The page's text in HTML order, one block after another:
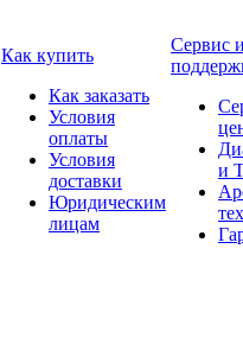
Как купить
Как заказать
Условия
оплаты
Условия
доставки
Юридическим
лицам
Сервис
и